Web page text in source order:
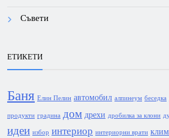
Съвети
ЕТИКЕТИ
Баня Елин Пелин автомобил алпинеум беседка
продукти градина дом дрехи дробилка за клони
идеи избор интериор интериорни врати